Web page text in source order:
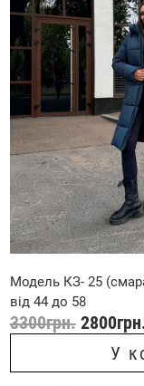
Модель КЗ- 25
від 44 до 58
3300грн. 2800
У